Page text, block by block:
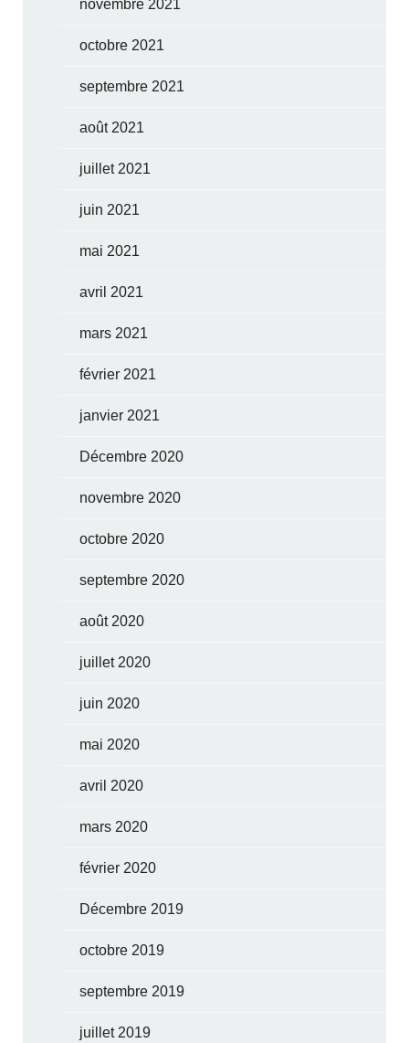
novembre 2021
octobre 2021
septembre 2021
août 2021
juillet 2021
juin 2021
mai 2021
avril 2021
mars 2021
février 2021
janvier 2021
Décembre 2020
novembre 2020
octobre 2020
septembre 2020
août 2020
juillet 2020
juin 2020
mai 2020
avril 2020
mars 2020
février 2020
Décembre 2019
octobre 2019
septembre 2019
juillet 2019